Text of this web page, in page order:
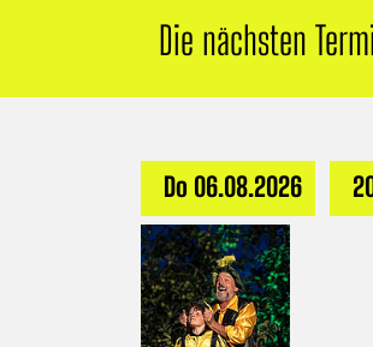
Die nächsten
Do 06.08.2026